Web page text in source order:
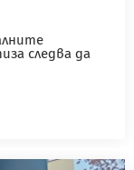
следва да